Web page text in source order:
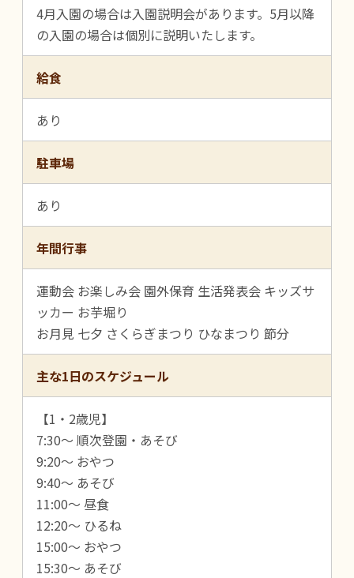
4月入園の場合は入園説明会があります。5月以降
の入園の場合は個別に説明いたします。
給食
あり
駐車場
あり
年間行事
運動会 お楽しみ会 園外保育 生活発表会 キッズサ
ッカー お芋堀り
お月見 七夕 さくらぎまつり ひなまつり 節分
主な1日のスケジュール
【1・2歳児】
7:30～ 順次登園・あそび
9:20～ おやつ
9:40～ あそび
11:00～ 昼食
12:20～ ひるね
15:00～ おやつ
15:30～ あそび